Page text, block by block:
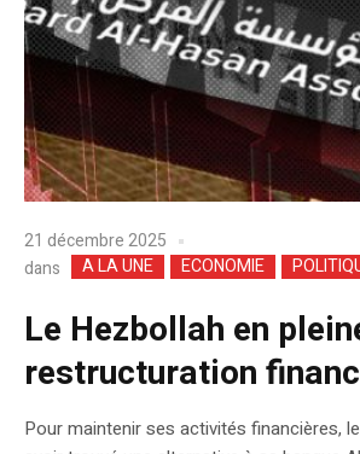
21 décembre 2025
dans
A LA UNE ECONOMIE
Le Hezbollah en
restructuration
Pour maintenir ses activités financières,